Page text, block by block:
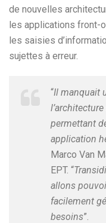
de nouvelles
les applications front-
les saisies
sujettes à erreur.
“Il manquait
permettant
application
Marco Van
EPT. “
allons
facilement
besoins”.